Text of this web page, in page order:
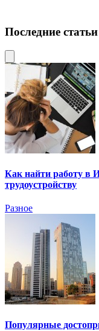
Последние статьи
Как найти работу в
трудоустройству
Разное
Популярные